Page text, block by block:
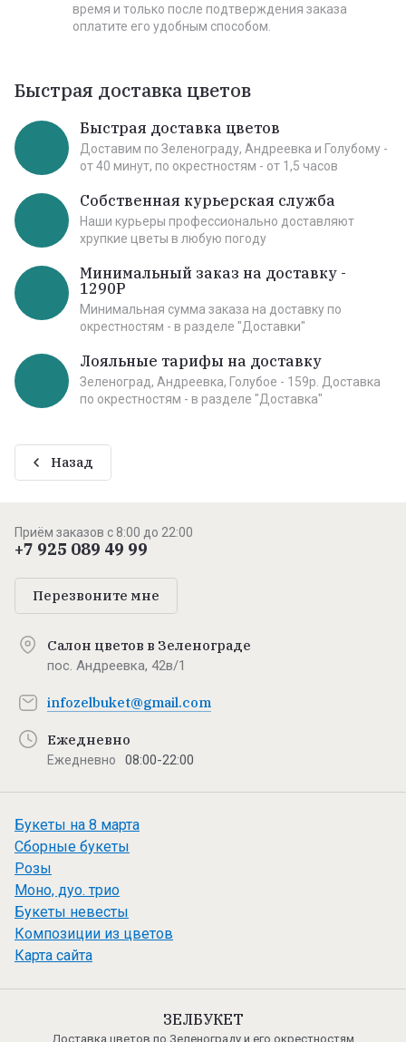
время и только после подтверждения заказа
оплатите его удобным способом.
Быстрая доставка цветов
Быстрая доставка цветов
Доставим по Зеленограду, Андреевка и Голубому -
от 40 минут, по окрестностям - от 1,5 часов
Собственная курьерская служба
Наши курьеры профессионально доставляют
хрупкие цветы в любую погоду
Минимальный заказ на доставку -
1290Р
Минимальная сумма заказа на доставку по
окрестностям - в разделе "Доставки"
Лояльные тарифы на доставку
Зеленоград, Андреевка, Голубое - 159р. Доставка
по окрестностям - в разделе "Доставка"
Назад
Приём заказов с 8:00 до 22:00
+7 925 089 49 99
Перезвоните мне
Салон цветов в Зеленограде
пос. Андреевка, 42в/1
infozelbuket@gmail.com
Ежедневно
Ежедневно 08:00-22:00
Букеты на 8 марта
Сборные букеты
Розы
Моно, дуо. трио
Букеты невесты
Композиции из цветов
Карта сайта
ЗЕЛБУКЕТ
Доставка цветов по Зеленограду и его окрестностям